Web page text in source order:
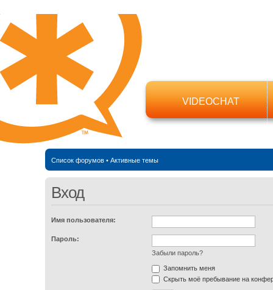
VIDEOCHAT
Список форумов• Активные темы
Вход
Имя пользователя:
Пароль:
Забыли пароль?
Запомнить меня
Скрыть моё пребывание на